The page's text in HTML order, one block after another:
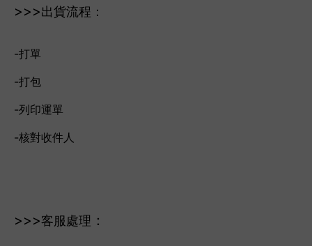
>>>出貨流程：
-打單
-打包
-列印運單
-核對收件人
>>>客服處理 ：